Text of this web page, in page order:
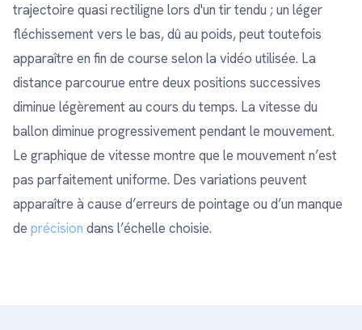
trajectoire quasi rectiligne lors d'un tir tendu ; un léger
fléchissement vers le bas, dû au poids, peut toutefois
apparaître en fin de course selon la vidéo utilisée. La
distance parcourue entre deux positions successives
diminue légèrement au cours du temps. La vitesse du
ballon diminue progressivement pendant le mouvement.
Le graphique de vitesse montre que le mouvement n’est
pas parfaitement uniforme. Des variations peuvent
apparaître à cause d’erreurs de pointage ou d’un manque
de précision dans l’échelle choisie.